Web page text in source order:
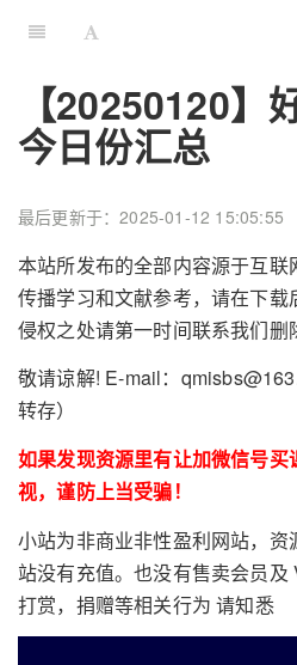
【20250120】
今日份汇总
最后更新于：2025-01-12 15:05:55
本站所发布的全部内容源于互
传播学习和文献参考，请在下
侵权之处请第一时间联系我们删
敬请谅解! E-mail：
转存）
如果发现资源里有让加微信号
视，谨防上当受骗！
小站为非商业非性盈利网站，
站没有充值。也没有售卖会员及
打赏，捐赠等相关行为 请知悉